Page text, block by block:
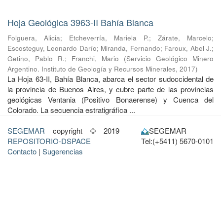
Hoja Geológica 3963-II Bahía Blanca
Folguera, Alicia; Etcheverría, Mariela P.; Zárate, Marcelo;
Escosteguy, Leonardo Darío; Miranda, Fernando; Faroux, Abel J.;
Getino, Pablo R.; Franchi, Mario (Servicio Geológico Minero
Argentino. Instituto de Geología y Recursos Minerales, 2017)
La Hoja 63-II, Bahía Blanca, abarca el sector sudoccidental de
la provincia de Buenos Aires, y cubre parte de las provincias
geológicas Ventania (Positivo Bonaerense) y Cuenca del
Colorado. La secuencia estratigráfica ...
SEGEMAR copyright © 2019
REPOSITORIO-DSPACE
Contacto | Sugerencias
SEGEMAR
Tel:(+5411) 5670-0101